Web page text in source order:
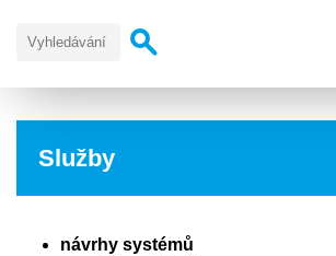
Služby
návrhy systémů